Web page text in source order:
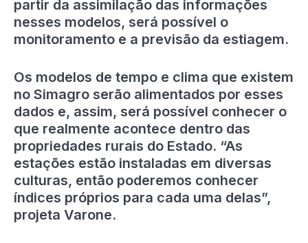
partir da assimilação das informações
nesses modelos, será possível o
monitoramento e a previsão da estiagem.
Os modelos de tempo e clima que existem
no Simagro serão alimentados por esses
dados e, assim, será possível conhecer o
que realmente acontece dentro das
propriedades rurais do Estado. “As
estações estão instaladas em diversas
culturas, então poderemos conhecer
índices próprios para cada uma delas”,
projeta Varone.